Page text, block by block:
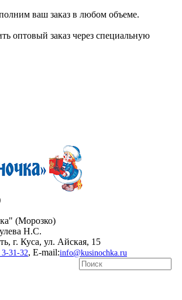
ваш заказ в любом объеме.
оптовый заказ через специальную
(Морозко)
Н.С.
г. Куса, ул. Айская, 15
31-32, E-mail:info@kusinochka.ru